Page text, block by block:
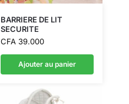
BARRIERE DE LIT
SECURITE
CFA39.000
Ajouter au panier